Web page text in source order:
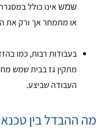
שמש אינו כולל
או מתמחר אך ורק את
בעבודות רבות, כמו
מתקין גז בבית שמש
העבודה שביצע.